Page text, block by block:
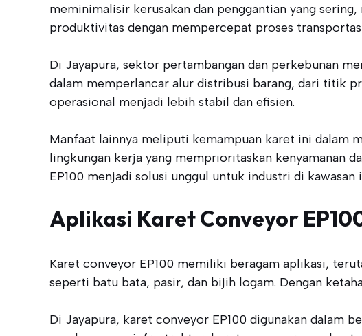
meminimalisir kerusakan dan penggantian yang
produktivitas dengan mempercepat proses
Di Jayapura, sektor pertambangan dan perkebunan
dalam memperlancar alur distribusi barang, dari titik
operasional menjadi lebih stabil dan efisien.
Manfaat lainnya meliputi kemampuan karet ini dalam
lingkungan kerja yang memprioritaskan kenyamanan
EP100 menjadi solusi unggul untuk industri di kawasan
Aplikasi Karet Conveyor
Karet conveyor EP100 memiliki beragam aplikasi,
seperti batu bata, pasir, dan bijih logam. Dengan
Di Jayapura, karet conveyor EP100 digunakan dalam